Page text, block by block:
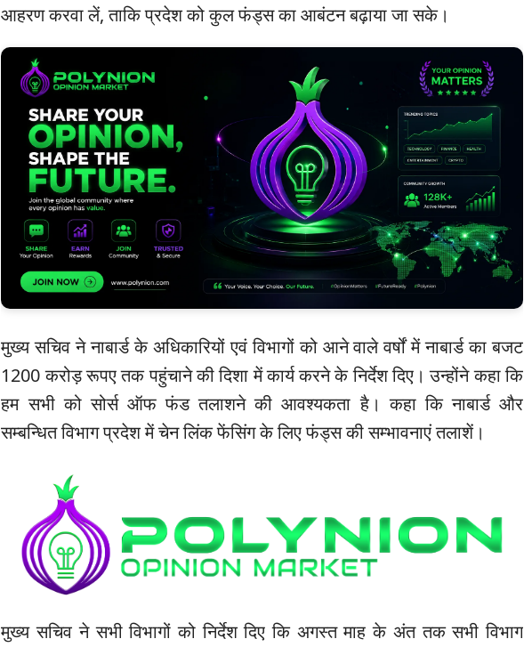
आहरण करवा लें, ताकि प्रदेश को कुल फंड्स का आबंटन बढ़ाया जा सके।
मुख्य सचिव ने नाबार्ड के अधिकारियों एवं विभागों को आने वाले वर्षों में नाबार्ड का बजट
1200 करोड़ रूपए तक पहुंचाने की दिशा में कार्य करने के निर्देश दिए। उन्होंने कहा कि
हम सभी को सोर्स ऑफ फंड तलाशने की आवश्यकता है। कहा कि नाबार्ड और
सम्बन्धित विभाग प्रदेश में चेन लिंक फेंसिंग के लिए फंड्स की सम्भावनाएं तलाशें।
मुख्य सचिव ने सभी विभागों को निर्देश दिए कि अगस्त माह के अंत तक सभी विभाग